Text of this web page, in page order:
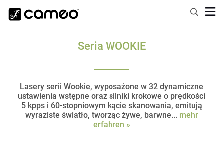
Seria WOOKIE
Lasery serii Wookie, wyposażone w 32 dynamiczne
ustawienia wstępne oraz silniki krokowe o prędkości
5 kpps i 60-stopniowym kącie skanowania, emitują
wyraziste światło, tworząc żywe, barwne... mehr
erfahren »